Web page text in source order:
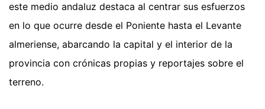
este medio andaluz destaca al centrar sus esfuerzos
en lo que ocurre desde el Poniente hasta el Levante
almeriense, abarcando la capital y el interior de la
provincia con crónicas propias y reportajes sobre el
terreno.